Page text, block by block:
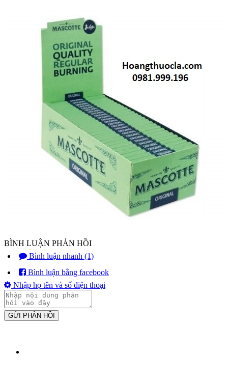
BÌNH LUẬN PHẢN HỒI
Bình luận nhanh (1)
Bình luận bằng facebook
Nhập họ tên và số điện thoại
GỬI PHẢN HỒI